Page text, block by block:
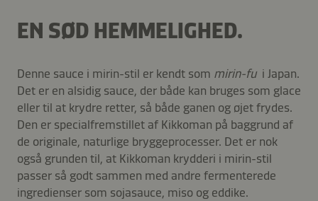
EN SØD HEMMELIGHED.
Denne sauce i mirin-stil er kendt som mirin-fu i Japan.
Det er en alsidig sauce, der både kan bruges som glace
eller til at krydre retter, så både ganen og øjet frydes.
Den er specialfremstillet af Kikkoman på baggrund af
de originale, naturlige bryggeprocesser. Det er nok
også grunden til, at Kikkoman krydderi i mirin-stil
passer så godt sammen med andre fermenterede
ingredienser som sojasauce, miso og eddike.